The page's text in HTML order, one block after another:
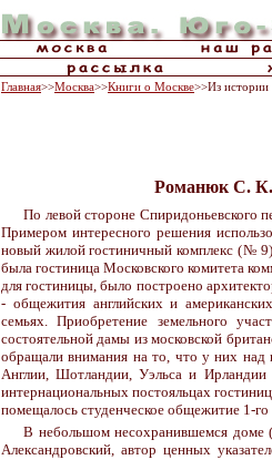
Главная>>Москва>>Книги о Москве>>Из истории
Романюк С. К.
По левой стороне Спиридоньевского
Примером интересного решения
новый жилой гостиничный комплекс (№
была гостиница Московского комитета
для гостиницы, было построено
- общежития английских и
семьях. Приобретение земельного
состоятельной дамы из московской
обращали внимания на то, что у них
Англии, Шотландии, Уэльса и Ирландии
интернациональных постояльцах
помещалось студенческое общежитие 1-
В небольшом несохранившемся
Александровский, автор ценных